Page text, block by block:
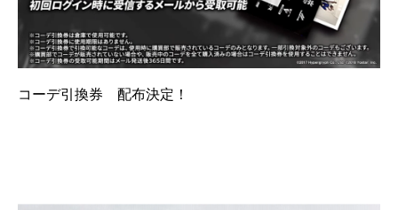
コーデ引換券 配布決定！